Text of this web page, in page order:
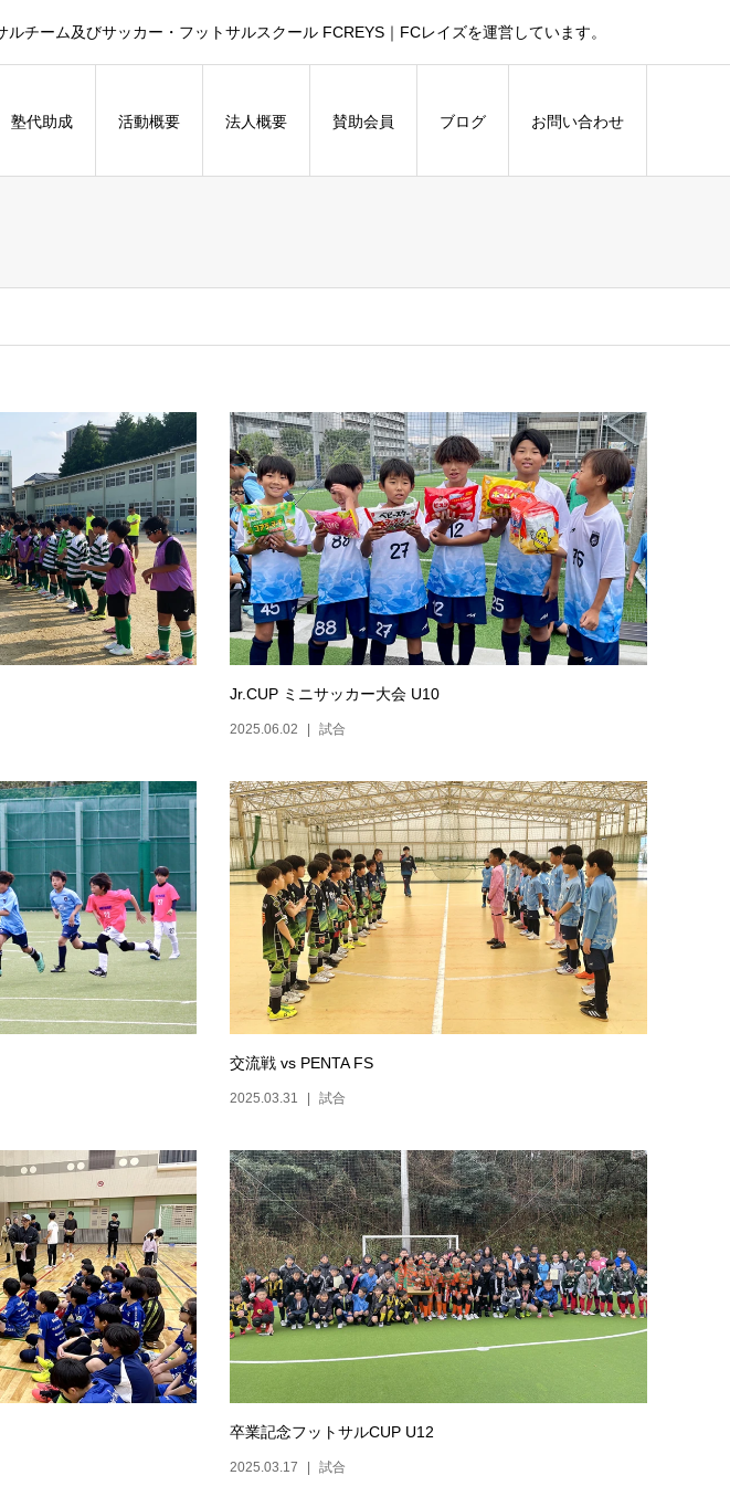
チーム及びサッカー・フットサルスクール FCREYS｜FCレイズを運営しています。
塾代助成 活動概要 法人概要 賛助会員 ブログ お問い合わせ
Jr.CUP ミニサッカー大会 U10
2025.06.02 試合
交流戦 vs PENTA FS
2025.03.31 試合
卒業記念フットサルCUP U12
2025.03.17 試合